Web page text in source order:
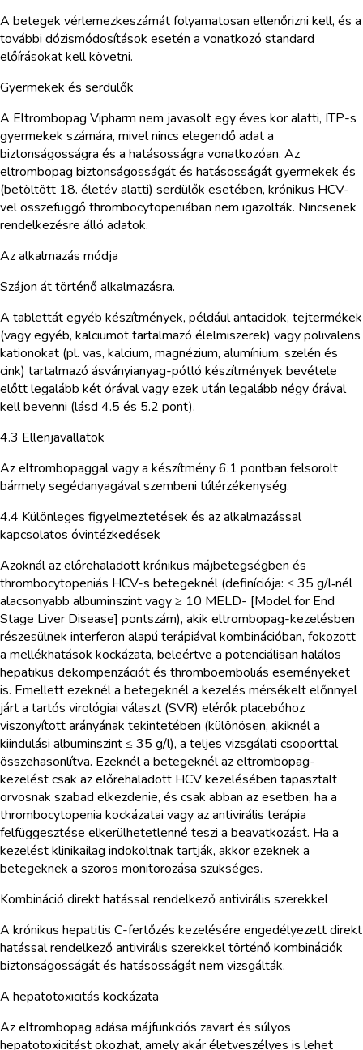
A betegek vérlemezkeszámát folyamatosan ellenőrizni kell, és a
további dózismódosítások esetén a vonatkozó standard
előírásokat kell követni.
Gyermekek és serdülők
A Eltrombopag Vipharm nem javasolt egy éves kor alatti, ITP-s
gyermekek számára, mivel nincs elegendő adat a
biztonságosságra és a hatásosságra vonatkozóan. Az
eltrombopag biztonságosságát és hatásosságát gyermekek és
(betöltött 18. életév alatti) serdülők esetében, krónikus HCV-
vel összefüggő thrombocytopeniában nem igazolták. Nincsenek
rendelkezésre álló adatok.
Az alkalmazás módja
Szájon át történő alkalmazásra.
A tablettát egyéb készítmények, például antacidok, tejtermékek
(vagy egyéb, kalciumot tartalmazó élelmiszerek) vagy polivalens
kationokat (pl. vas, kalcium, magnézium, alumínium, szelén és
cink) tartalmazó ásványianyag-pótló készítmények bevétele
előtt legalább két órával vagy ezek után legalább négy órával
kell bevenni (lásd 4.5 és 5.2 pont).
4.3 Ellenjavallatok
Az eltrombopaggal vagy a készítmény 6.1 pontban felsorolt
bármely segédanyagával szembeni túlérzékenység.
4.4 Különleges figyelmeztetések és az alkalmazással
kapcsolatos óvintézkedések
Azoknál az előrehaladott krónikus májbetegségben és
thrombocytopeniás HCV-s betegeknél (definíciója: ≤ 35 g/l‑nél
alacsonyabb albuminszint vagy ≥ 10 MELD- [Model for End
Stage Liver Disease] pontszám), akik eltrombopag-kezelésben
részesülnek interferon alapú terápiával kombinációban, fokozott
a mellékhatások kockázata, beleértve a potenciálisan halálos
hepatikus dekompenzációt és thromboemboliás eseményeket
is. Emellett ezeknél a betegeknél a kezelés mérsékelt előnnyel
járt a tartós virológiai választ (SVR) elérők placebóhoz
viszonyított arányának tekintetében (különösen, akiknél a
kiindulási albuminszint ≤ 35 g/l), a teljes vizsgálati csoporttal
összehasonlítva. Ezeknél a betegeknél az eltrombopag-
kezelést csak az előrehaladott HCV kezelésében tapasztalt
orvosnak szabad elkezdenie, és csak abban az esetben, ha a
thrombocytopenia kockázatai vagy az antivirális terápia
felfüggesztése elkerülhetetlenné teszi a beavatkozást. Ha a
kezelést klinikailag indokoltnak tartják, akkor ezeknek a
betegeknek a szoros monitorozása szükséges.
Kombináció direkt hatással rendelkező antivirális szerekkel
A krónikus hepatitis C-fertőzés kezelésére engedélyezett direkt
hatással rendelkező antivirális szerekkel történő kombinációk
biztonságosságát és hatásosságát nem vizsgálták.
A hepatotoxicitás kockázata
Az eltrombopag adása májfunkciós zavart és súlyos
hepatotoxicitást okozhat, amely akár életveszélyes is lehet